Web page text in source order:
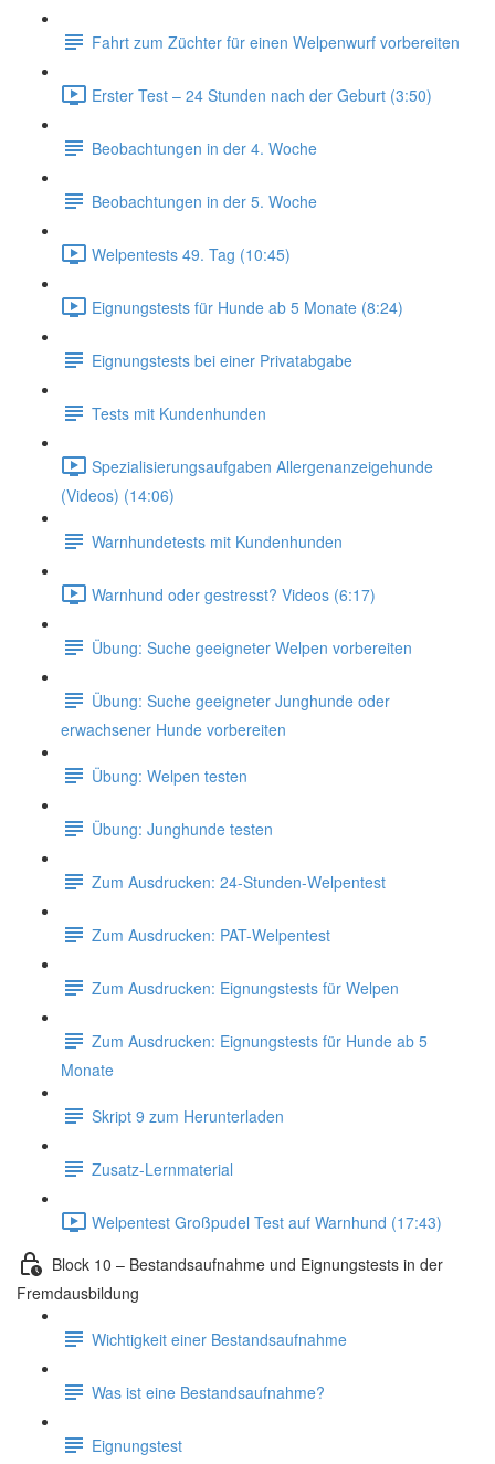
Fahrt zum Züchter für einen Welpenwurf vorbereiten
Erster Test – 24 Stunden nach der Geburt (3:50)
Beobachtungen in der 4. Woche
Beobachtungen in der 5. Woche
Welpentests 49. Tag (10:45)
Eignungstests für Hunde ab 5 Monate (8:24)
Eignungstests bei einer Privatabgabe
Tests mit Kundenhunden
Spezialisierungsaufgaben Allergenanzeigehunde
(Videos) (14:06)
Warnhundetests mit Kundenhunden
Warnhund oder gestresst? Videos (6:17)
Übung: Suche geeigneter Welpen vorbereiten
Übung: Suche geeigneter Junghunde oder
erwachsener Hunde vorbereiten
Übung: Welpen testen
Übung: Junghunde testen
Zum Ausdrucken: 24-Stunden-Welpentest
Zum Ausdrucken: PAT-Welpentest
Zum Ausdrucken: Eignungstests für Welpen
Zum Ausdrucken: Eignungstests für Hunde ab 5
Monate
Skript 9 zum Herunterladen
Zusatz-Lernmaterial
Welpentest Großpudel Test auf Warnhund (17:43)
Block 10 – Bestandsaufnahme und Eignungstests in der
Fremdausbildung
Wichtigkeit einer Bestandsaufnahme
Was ist eine Bestandsaufnahme?
Eignungstest